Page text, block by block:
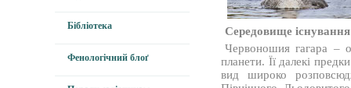
Бібліотека
Фенологічний блоґ
Середовище існування
Червоношия гагара –
планети. Її далекі
вид широко